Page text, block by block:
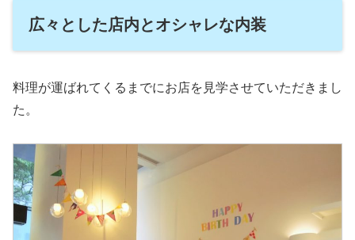
広々とした店内とオシャレな内装
料理が運ばれてくるまでにお店を見学させていただきまし
た。